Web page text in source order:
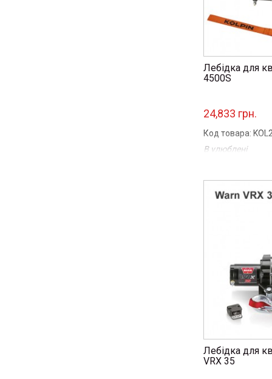
Лебідка для
4500S
24,833 грн.
Код товара:
В улюблені
...
Лебідка для
VRX 35